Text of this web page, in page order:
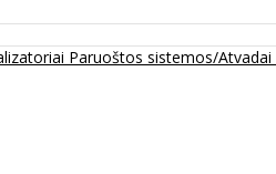
Paruoštos sistemos/Atvadai